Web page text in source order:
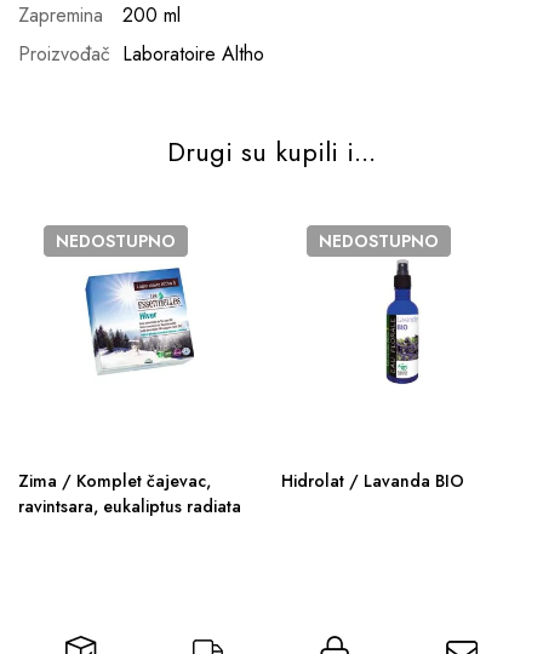
Zapremina
200 ml
Proizvođač Laboratoire Altho
Drugi su kupili i...
NEDOSTUPNO
Zima / Komplet čajevac,
ravintsara, eukaliptus radiata
NEDOSTUPNO
Hidrolat / Lavanda BIO